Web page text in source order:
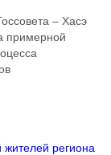
– Хасэ
примерной